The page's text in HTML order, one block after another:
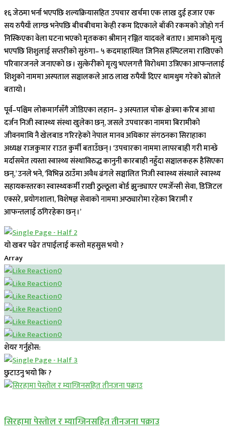
१६ जेठमा भर्ना भएपछि शल्यक्रियासहित उपचार खर्चमा एक लाख दुई हजार एक
सय रुपैयाँ लाग्छ भनेपछि बीचबीचमा केही रकम दिएकाले बाँकी रकमको जोहो गर्न
निस्किएका वेला घटना भएको मृतकका श्रीमान् रञ्जित यादवले बताए । आमाको मृत्यु
भएपछि शिशुलाई सप्तरीको सुरुंगा– ५ कदमाहास्थित जिनिस हस्पिटलमा राखिएको
परिवारजनले जनाएको छ । सुत्केरीको मृत्यु भएलगत्तै विरोधमा उत्रिएका आफन्तलाई
शिशुको नाममा अस्पताल सञ्चालकले आठ लाख रुपैयाँ दिएर थामथुम गरेको स्रोतले
बतायो ।
पूर्व–पश्चिम लोकमार्गसँगै जोडिएका लहान– ३ अस्पताल चोक क्षेत्रमा करिब आधा
दर्जन निजी स्वास्थ्य संस्था खुलेका छन्, जसले उपचारका नाममा बिरामीको
जीवनमाथि नै खेलबाड गरिरहेको नेपाल मानव अधिकार संगठनका सिराहाका
अध्यक्ष राजकुमार राउत कुर्मी बताउँछन् । ‘उपचारका नाममा लापरबाही गरी मान्छे
मर्दासमेत त्यस्ता स्वास्थ्य संस्थाविरुद्ध कानुनी कारबाही नहुँदा सञ्चालकहरू हैसिएका
छन्,’ उनले भने, ‘विभिन्न ठाउँमा अवैध ढंगले सञ्चालित निजी स्वास्थ्य संस्थाले स्वास्थ्य
सहायकस्तरका स्वास्थ्यकर्मी राखी ठुल्ठूला बोर्ड झुन्ड्याएर एमर्जेन्सी सेवा, डिजिटल
एक्सरे, प्रयोगशाला, विशेषज्ञ सेवाको नाममा अप्ठ्यारोमा रहेका बिरामी र
आफन्तलाई ठगिरहेका छन् ।’
यो खबर पढेर तपाईलाई कस्तो महसुस भयो ?
Array
0
0
0
0
0
0
शेयर गर्नुहोस:
छुटाउनु भयो कि ?
सिरहामा पेस्तोल र म्याग्जिनसहित तीनजना पक्राउ